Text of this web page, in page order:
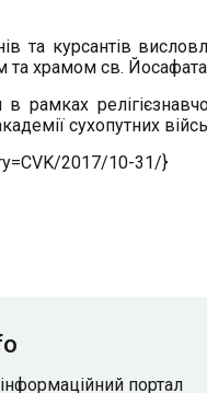
та курсантів
та храмом св.
рамках
сухопутних
2017/10-31/}
портал